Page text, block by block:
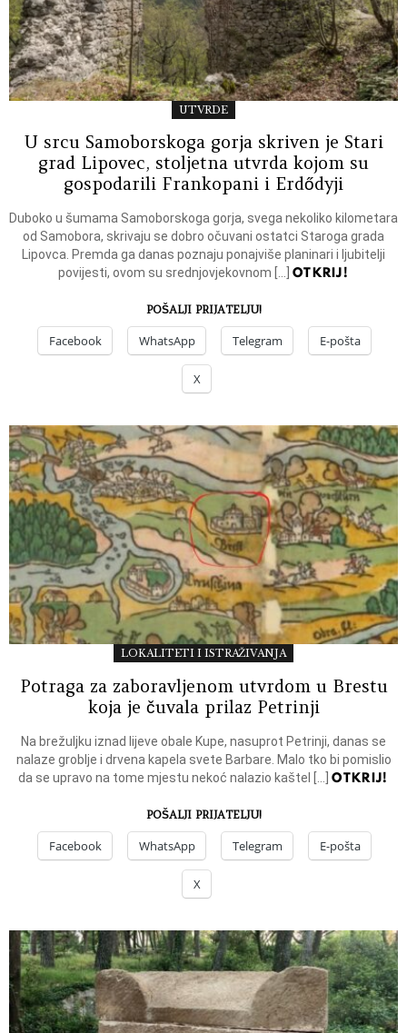
UTVRDE
U srcu Samoborskoga gorja skriven je Stari
grad Lipovec, stoljetna utvrda kojom su
gospodarili Frankopani i Erdődyji
Duboko u šumama Samoborskoga gorja, svega nekoliko kilometara
od Samobora, skrivaju se dobro očuvani ostatci Staroga grada
Lipovca. Premda ga danas poznaju ponajviše planinari i ljubitelji
povijesti, ovom su srednjovjekovnom […] OTKRIJ!
POŠALJI PRIJATELJU!
Facebook WhatsApp Telegram E-pošta
X
LOKALITETI I ISTRAŽIVANJA
Potraga za zaboravljenom utvrdom u Brestu
koja je čuvala prilaz Petrinji
Na brežuljku iznad lijeve obale Kupe, nasuprot Petrinji, danas se
nalaze groblje i drvena kapela svete Barbare. Malo tko bi pomislio
da se upravo na tome mjestu nekoć nalazio kaštel […]OTKRIJ!
POŠALJI PRIJATELJU!
Facebook WhatsApp Telegram E-pošta
X